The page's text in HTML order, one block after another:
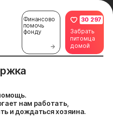
Финансово
помочь
фонду
30 297
Забрать
питомца
домой
нам работать,
и дождаться хозяина.